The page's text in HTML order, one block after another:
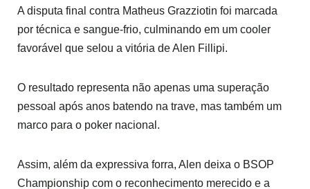
A disputa final contra Matheus Grazziotin foi marcada
por técnica e sangue-frio, culminando em um cooler
favorável que selou a vitória de Alen Fillipi.
O resultado representa não apenas uma superação
pessoal após anos batendo na trave, mas também um
marco para o poker nacional.
Assim, além da expressiva forra, Alen deixa o BSOP
Championship com o reconhecimento merecido e a